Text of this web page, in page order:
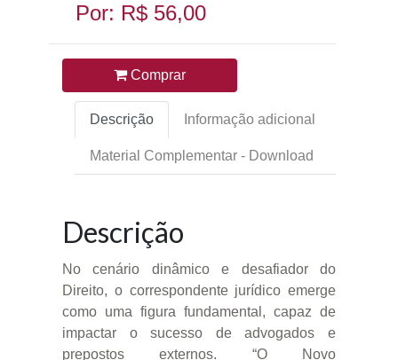
Por: R$ 56,00
Comprar
Descrição Informação adicional
Material Complementar - Download
Descrição
No cenário dinâmico e desafiador do
Direito, o correspondente jurídico emerge
como uma figura fundamental, capaz de
impactar o sucesso de advogados e
prepostos externos. “O Novo